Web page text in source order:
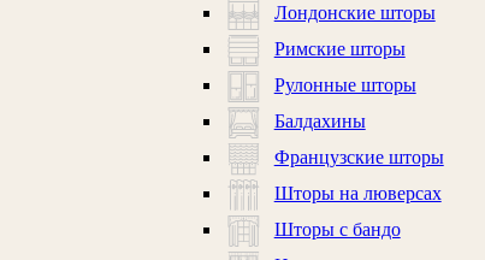
Лондонские шторы
Римские шторы
Рулонные шторы
Балдахины
Французские шторы
Шторы на люверсах
Шторы с бандо